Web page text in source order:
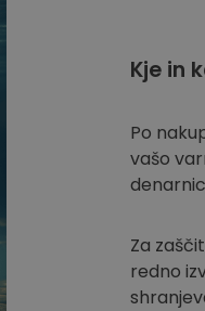
Kje in
Po
vašo
Za
redno